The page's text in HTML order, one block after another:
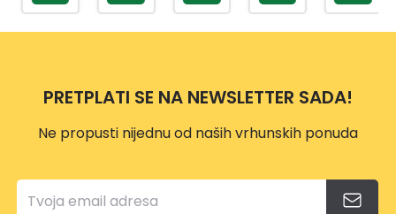
SOLI
D
T 12M
14
200-
PLUS
PRO
T
PRETPLATI SE NA NEWSLETTER SADA!
Ne propusti nijednu od naših vrhunskih ponuda